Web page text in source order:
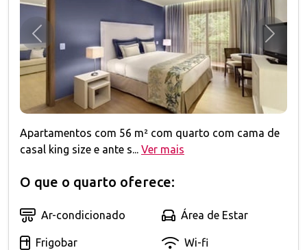
Anterior
Apartamentos com 56 m² com quarto com cama de
casal king size e ante s... Ver mais
O que o quarto oferece:
Ar-condicionado Área de Estar
Frigobar Wi-fi